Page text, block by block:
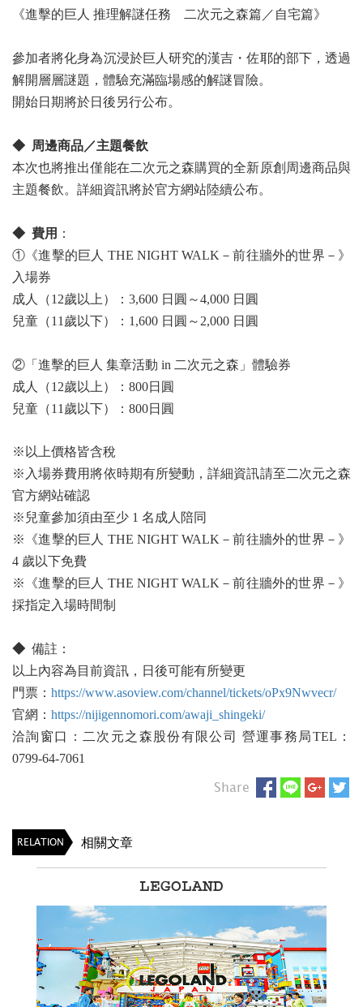
《進擊的巨人 推理解謎任務 二次元之森篇／自宅篇》
參加者將化身為沉浸於巨人研究的漢吉・佐耶的部下，透過
解開層層謎題，體驗充滿臨場感的解謎冒險。
開始日期將於日後另行公布。
◆ 周邊商品／主題餐飲
本次也將推出僅能在二次元之森購買的全新原創周邊商品與
主題餐飲。詳細資訊將於官方網站陸續公布。
◆ 費用 ：
①《進擊的巨人 THE NIGHT WALK－前往牆外的世界－》
入場券
成人（12歲以上）：3,600 日圓～4,000 日圓
兒童（11歲以下）：1,600 日圓～2,000 日圓
②「進擊的巨人 集章活動 in 二次元之森」體驗券
成人（12歲以上）：800日圓
兒童（11歲以下）：800日圓
※以上價格皆含稅
※入場券費用將依時期有所變動，詳細資訊請至二次元之森
官方網站確認
※兒童參加須由至少 1 名成人陪同
※《進擊的巨人 THE NIGHT WALK－前往牆外的世界－》
4 歲以下免費
※《進擊的巨人 THE NIGHT WALK－前往牆外的世界－》
採指定入場時間制
◆ 備註：
以上內容為目前資訊，日後可能有所變更
門票： https://www.asoview.com/channel/tickets/oPx9Nwvecr/
官網： https://nijigennomori.com/awaji_shingeki/
洽詢窗口：二次元之森股份有限公司 營運事務局TEL：
0799-64-7061
Share
RELATION 相關文章
LEGOLAND